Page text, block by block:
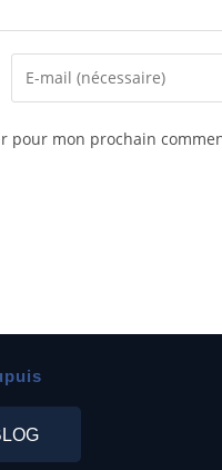
pour mon prochain